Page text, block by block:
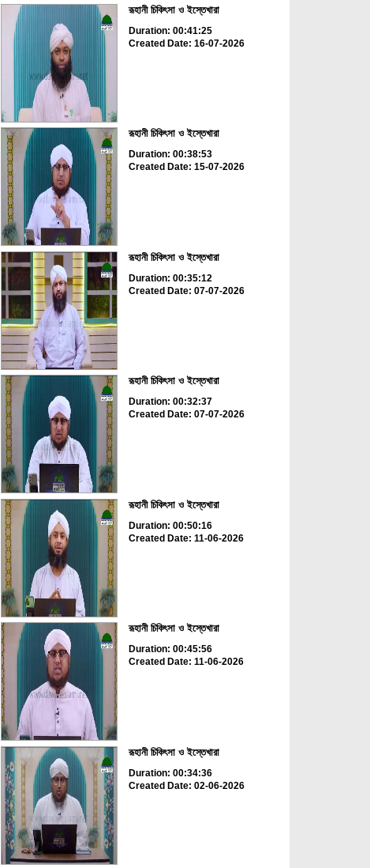
রূহানী চিকিৎসা ও ইস্তেখারা
Duration: 00:41:25
Created Date: 16-07-2026
রূহানী চিকিৎসা ও ইস্তেখারা
Duration: 00:38:53
Created Date: 15-07-2026
রূহানী চিকিৎসা ও ইস্তেখারা
Duration: 00:35:12
Created Date: 07-07-2026
রূহানী চিকিৎসা ও ইস্তেখারা
Duration: 00:32:37
Created Date: 07-07-2026
রূহানী চিকিৎসা ও ইস্তেখারা
Duration: 00:50:16
Created Date: 11-06-2026
রূহানী চিকিৎসা ও ইস্তেখারা
Duration: 00:45:56
Created Date: 11-06-2026
রূহানী চিকিৎসা ও ইস্তেখারা
Duration: 00:34:36
Created Date: 02-06-2026